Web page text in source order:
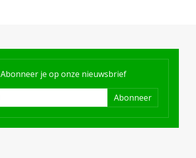
Abonneer je op onze nieuwsbrief
Abonneer